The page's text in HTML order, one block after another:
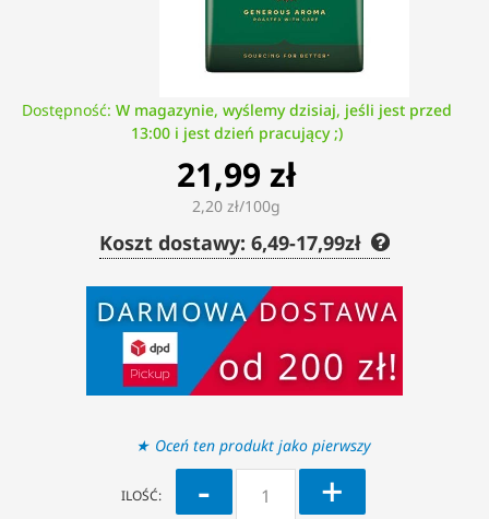
Dostępność: W magazynie, wyślemy dzisiaj, jeśli jest przed
13:00 i jest dzień pracujący ;)
21,99 zł
2,20 zł/100g
Koszt dostawy: 6,49-17,99zł
Oceń ten produkt jako pierwszy
ILOŚĆ: - +